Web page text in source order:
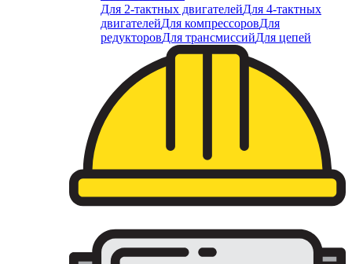
Для 2-тактных двигателейДля 4-тактных
двигателейДля компрессоровДля
редукторовДля трансмиссийДля цепей